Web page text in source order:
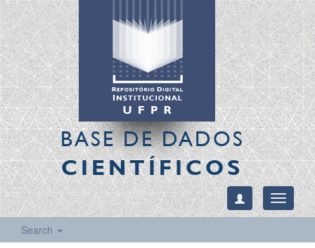
BASE DE DADOS
CIENTÍFICOS
Toggle
Search